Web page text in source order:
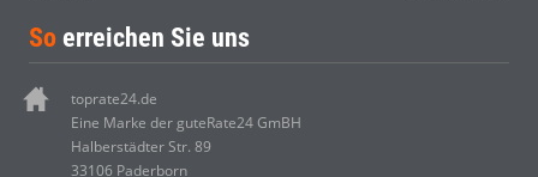
So erreichen Sie uns
toprate24.de
Eine Marke der guteRate24 GmBH
Halberstädter Str. 89
33106 Paderborn